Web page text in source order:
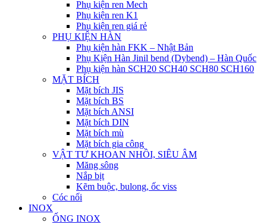
Phụ kiện ren Mech
Phụ kiện ren K1
Phụ kiện ren giá rẻ
PHỤ KIỆN HÀN
Phụ kiện hàn FKK – Nhật Bản
Phụ Kiện Hàn Jinil bend (Dybend) – Hàn Quốc
Phụ kiện hàn SCH20 SCH40 SCH80 SCH160
MẶT BÍCH
Mặt bích JIS
Mặt bích BS
Mặt bích ANSI
Mặt bích DIN
Mặt bích mù
Mặt bích gia công
VẬT TƯ KHOAN NHỒI, SIÊU ÂM
Măng sông
Nắp bịt
Kẽm buộc, bulong, ốc viss
Cóc nối
INOX
ỐNG INOX